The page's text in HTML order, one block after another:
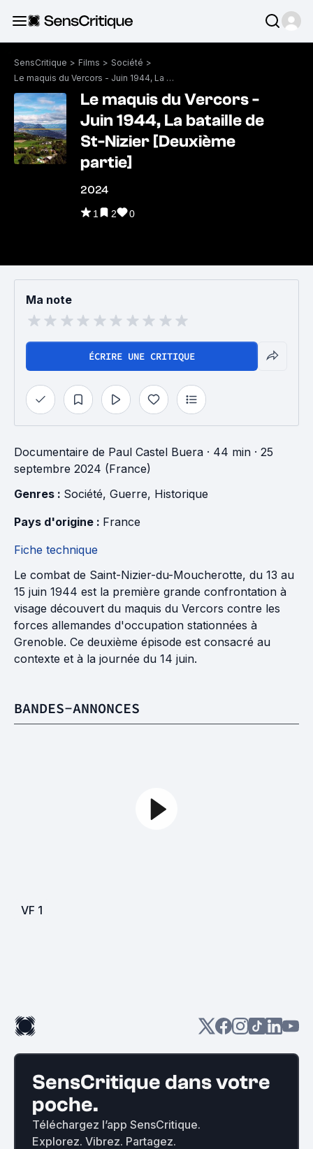
SensCritique > Films > Société >
Le maquis du Vercors - Juin 1944, La bataille de St-Nizier [Deuxième partie]
Le maquis du Vercors -
Juin 1944, La bataille de
St-Nizier [Deuxième
partie]
2024
1 2 0
Ma note
ÉCRIRE UNE CRITIQUE
Documentaire de Paul Castel Buera · 44 min · 25
septembre 2024 (France)
Genres : Société, Guerre, Historique
Pays d'origine : France
Fiche technique
Le combat de Saint-Nizier-du-Moucherotte, du 13 au
15 juin 1944 est la première grande confrontation à
visage découvert du maquis du Vercors contre les
forces allemandes d'occupation stationnées à
Grenoble. Ce deuxième épisode est consacré au
contexte et à la journée du 14 juin.
BANDES-ANNONCES
VF 1
SensCritique dans votre
poche.
Téléchargez l’app SensCritique.
Explorez. Vibrez. Partagez.